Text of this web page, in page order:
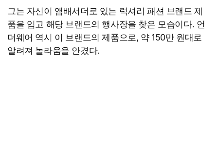
그는 자신이 앰배서더로 있는 럭셔리 패션 브랜드 제
품을 입고 해당 브랜드의 행사장을 찾은 모습이다. 언
더웨어 역시 이 브랜드의 제품으로, 약 150만 원대로
알려져 놀라움을 안겼다.